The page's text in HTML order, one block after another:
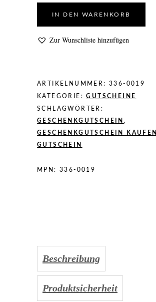
IN DEN WARENKORB
Zur Wunschliste hinzufügen
ARTIKELNUMMER: 336-0019
KATEGORIE:GUTSCHEINE
SCHLAGWÖRTER:
GESCHENKGUTSCHEIN ,
GESCHENKGUTSCHEIN KAUFEN
GUTSCHEIN
MPN: 336-0019
Beschreibung
Produktsicherheit